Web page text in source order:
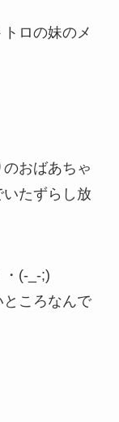
ロの妹のメ
おばあちゃ
たずらし放
(-_-;)
ころなんで